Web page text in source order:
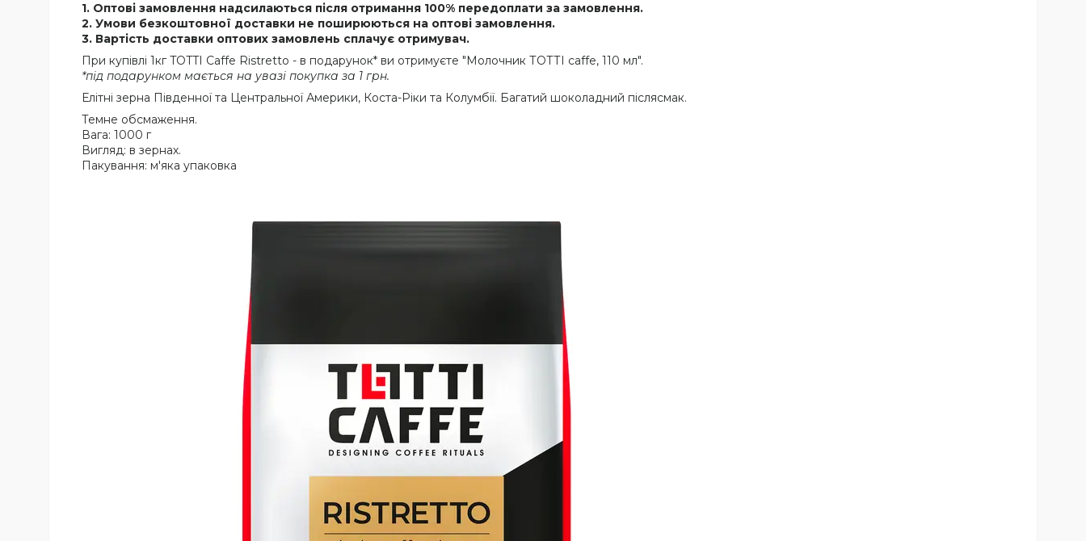
1. Оптові замовлення надсилаються після отримання 100% передоплати за замовлення.
2. Умови безкоштовної доставки не поширюються на оптові замовлення.
3. Вартість доставки оптових замовлень сплачує отримувач.
При купівлі 1кг TOTTI Caffe Ristretto - в подарунок* ви отримуєте "Молочник ТОТТІ caffe, 110 мл".
*під подарунком мається на увазі покупка за 1 грн.
Елітні зерна Південної та Центральної Америки, Коста-Ріки та Колумбії. Багатий шоколадний післясмак.
Темне обсмаження.
Вага: 1000 г
Вигляд: в зернах.
Пакування: м'яка упаковка